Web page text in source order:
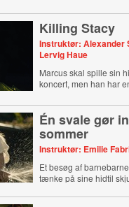
Killing Stacy
Instruktør: Alexander
Lervig Haue
Marcus skal spille sin
koncert, men han har
Én svale gør
sommer
Instruktør: Emilie
Et besøg af
tænke på sine hidtil